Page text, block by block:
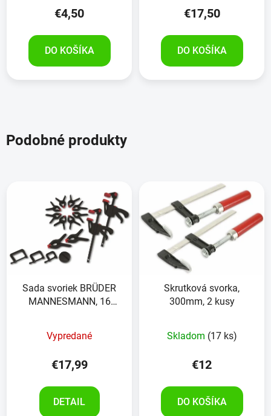
€4,50
DO KOŠÍKA
€17,50
DO KOŠÍKA
Podobné produkty
Sada svoriek BRÜDER
MANNESMANN, 16
Vypredané
€17,99
DETAIL
Skrutková svorka,
300mm, 2 kusy
Skladom (17 ks)
€12
DO KOŠÍKA